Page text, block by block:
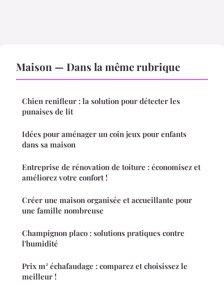
Maison — Dans la même rubrique
Chien renifleur : la solution pour détecter les
punaises de lit
Idées pour aménager un coin jeux pour enfants
dans sa maison
Entreprise de rénovation de toiture : économisez et
améliorez votre confort !
Créer une maison organisée et accueillante pour
une famille nombreuse
Champignon placo : solutions pratiques contre
l'humidité
Prix m² échafaudage : comparez et choisissez le
meilleur !